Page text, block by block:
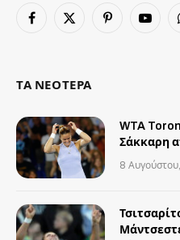
Facebook
X
Pinterest
ΤΑ ΝΕΟΤΕΡΑ
WTA
Σάκκαρη
8